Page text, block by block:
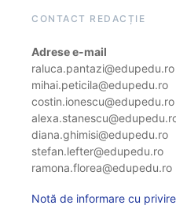
CONTACT REDACȚIE
Adrese e-mail
raluca.pantazi@edupedu.ro
mihai.peticila@edupedu.ro
costin.ionescu@edupedu.ro
diana.ghimisi@edupedu.ro
stefan.lefter@edupedu.ro
ramona.florea@edupedu.ro
Notă de informare cu